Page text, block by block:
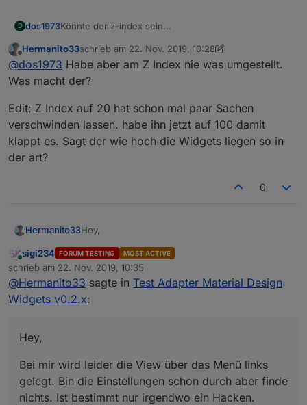
D dos1973Könnte der z-index sein...
Offline
Hermanito33schrieb am 22. Nov. 2019, 10:28
zuletzt editiert von Hermanito33
@dos1973 Habe aber am Z Index nie was umgestellt.
Was macht der?
Edit: Z Index auf 20 hat schon mal paar Sachen
verschwinden lassen. habe ihn jetzt auf 100 damit
klappt es. Sagt der wie hoch die Widgets liegen so in
der art?
0
Hermanito33Hey,
Bei mir wird leider die View über das Menü links
gelegt. Bin die Einstellungen schon durch aber
finde nichts. Ist bestimmt nur irgendwo ein
Hacken.
Online
sigi234 FORUM TESTING MOST ACTIVE
schrieb am 22. Nov. 2019, 10:35
zuletzt editiert von
@Hermanito33 sagte in Test Adapter Material Design
Widgets v0.2.x:
Hey,
Bei mir wird leider die View über das Menü links
gelegt. Bin die Einstellungen schon durch aber finde
nichts. Ist bestimmt nur irgendwo ein Hacken.